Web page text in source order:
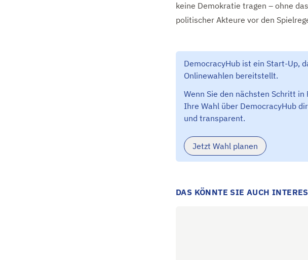
keine Demokratie tragen – ohne
politischer Akteure vor den
DemocracyHub ist ein Start-Up,
Onlinewahlen bereitstellt.
Wenn Sie den nächsten Schritt
Ihre Wahl über DemocracyHub
und transparent.
Jetzt Wahl planen
DAS KÖNNTE SIE AUCH